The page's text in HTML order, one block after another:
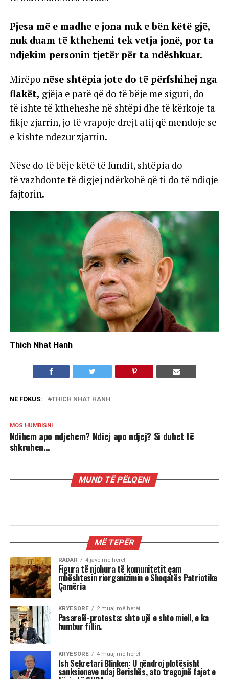
Pjesa më e madhe e jona nuk e bën këtë gjë,
nuk duam të kthehemi tek vetja jonë, por ta
ndjekim personin tjetër për ta ndëshkuar.
Mirëpo nëse shtëpia jote do të përfshihej nga
flakët, gjëja e parë që do të bëje me siguri, do
të ishte të ktheheshe në shtëpi dhe të kërkoje ta
fikje zjarrin, jo të vrapoje drejt atij që mendoje se
e kishte ndezur zjarrin.
Nëse do të bëje këtë të fundit, shtëpia do
të vazhdonte të digjej ndërkohë që ti do të ndiqje
fajtorin.
Thich Nhat Hanh
NË FOKUS: THICH NHAT HANH
MOS HUMBISNI
Ndihem apo ndjehem? Ndiej apo ndjej? Si duhet të
shkruhen…
MUND TË PËLQENI
Ndihem apo ndjehem? Ndiej apo
ndjej? Si duhet të shkruhen…
Nga Mehmet Elezi